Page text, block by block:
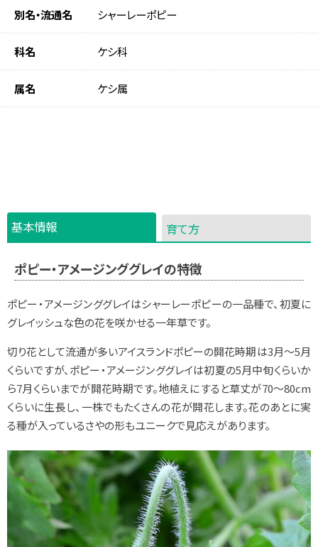
別名・流通名 シャーレーポピー
科名 ケシ科
属名 ケシ属
基本情報 育て方
ポピー・アメージンググレイの特徴
ポピー・アメージンググレイはシャーレーポピーの一品種で、初夏に
グレイッシュな色の花を咲かせる一年草です。
切り花として流通が多いアイスランドポピーの開花時期は3月～5月
くらいですが、ポピー・アメージンググレイは初夏の5月中旬くらいか
ら7月くらいまでが開花時期です。地植えにすると草丈が70～80cm
くらいに生長し、一株でもたくさんの花が開花します。花のあとに実
る種が入っているさやの形もユニークで見応えがあります。